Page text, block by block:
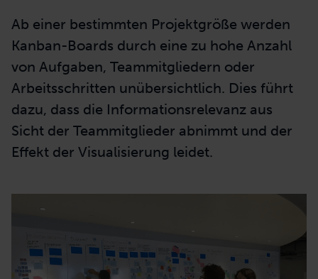
Ab einer bestimmten Projektgröße werden
Kanban-Boards durch eine zu hohe Anzahl
von Aufgaben, Teammitgliedern oder
Arbeitsschritten unübersichtlich. Dies führt
dazu, dass die Informationsrelevanz aus
Sicht der Teammitglieder abnimmt und der
Effekt der Visualisierung leidet.